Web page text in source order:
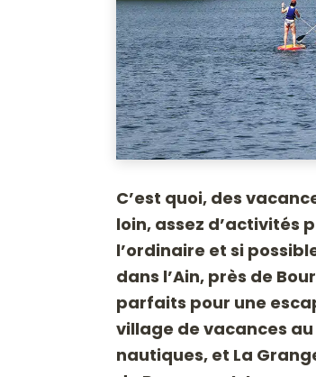
C’est quoi, des
loin, assez d’activités
l’ordinaire et si
dans l’Ain, près de
parfaits pour une
village de vacances
nautiques, et La